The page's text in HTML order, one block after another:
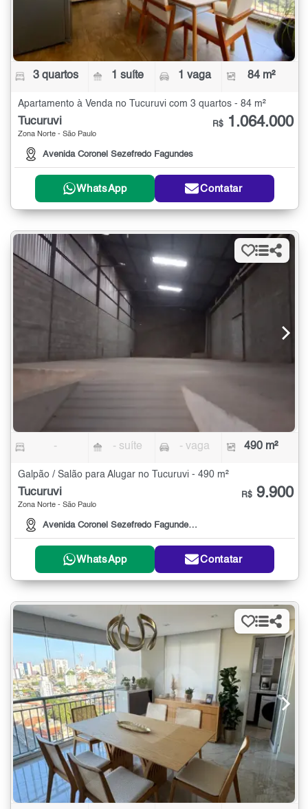
3 quartos 1 suíte 1 vaga 84 m²
Apartamento à Venda no Tucuruvi com 3 quartos - 84 m²
Tucuruvi
Zona Norte - São Paulo
Avenida Coronel Sezefredo Fagundes
R$ 1.064.000
WhatsApp Contatar
- - suíte - vaga 490 m²
Galpão / Salão para Alugar no Tucuruvi - 490 m²
Tucuruvi
Zona Norte - São Paulo
Avenida Coronel Sezefredo Fagundes, 5419
R$ 9.900
WhatsApp Contatar